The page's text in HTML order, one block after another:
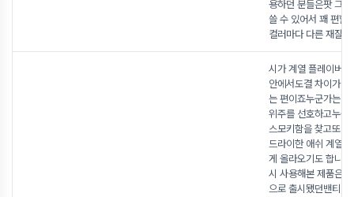
용하던 분들은팟 그
쓸 수 있어서 꽤 편할
컬러마다 다른 재질
시가 계열 플레이버
안에서도결 차이가
는 편이죠누군가는
위주를 선호하고누군
스모키함을 찾고또
드라이한 애쉬 계열
게 올라오기도 합니
시 사용해본 제품은
으로 출시됐던밴티지